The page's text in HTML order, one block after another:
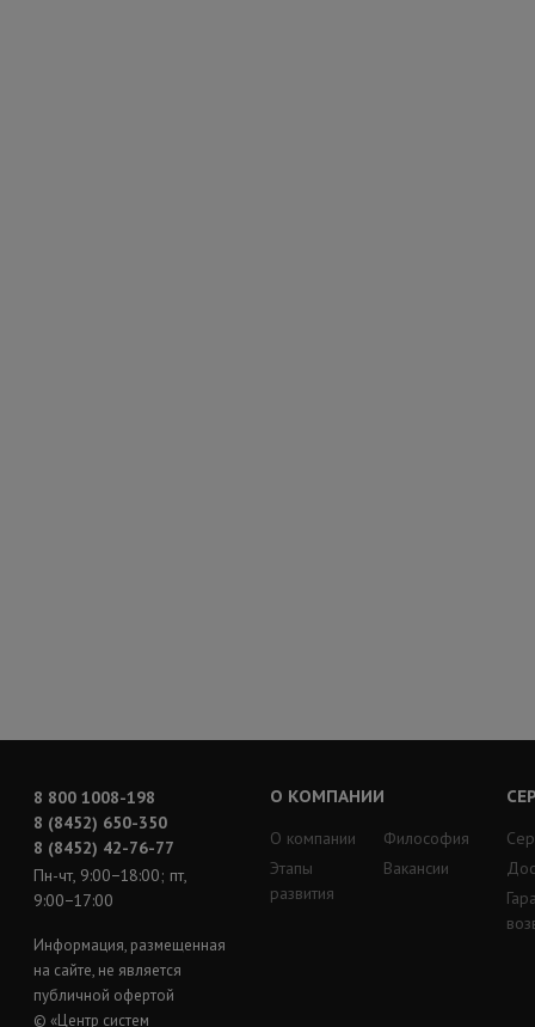
8 800 1008-198
8 (8452) 650-350
8 (8452) 42-76-77
Пн-чт, 9:00−18:00; пт,
9:00−17:00
Информация, размещенная
на сайте, не является
публичной офертой
© «Центр систем
О КОМПАНИИ
О компании
Этапы
развития
Философия
Вакансии